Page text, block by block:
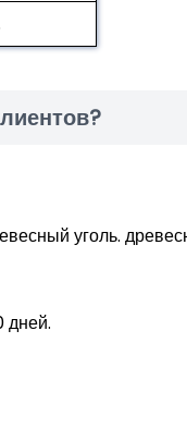
уголь.
дней.